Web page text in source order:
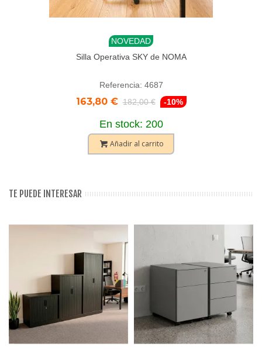
NOVEDAD
Silla Operativa SKY de NOMA
Referencia: 4687
163,80 € 182,00 € -10%
En stock: 200
Añadir al carrito
TE PUEDE INTERESAR